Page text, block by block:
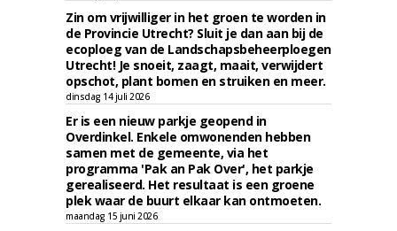
Zin om vrijwilliger in het groen te worden in
de Provincie Utrecht? Sluit je dan aan bij de
ecoploeg van de Landschapsbeheerploegen
Utrecht! Je snoeit, zaagt, maait, verwijdert
opschot, plant bomen en struiken en meer.
dinsdag 14 juli 2026
Er is een nieuw parkje geopend in
Overdinkel. Enkele omwonenden hebben
samen met de gemeente, via het
programma 'Pak an Pak Over', het parkje
gerealiseerd. Het resultaat is een groene
plek waar de buurt elkaar kan ontmoeten.
maandag 15 juni 2026